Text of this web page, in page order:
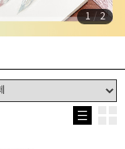
1/ 2